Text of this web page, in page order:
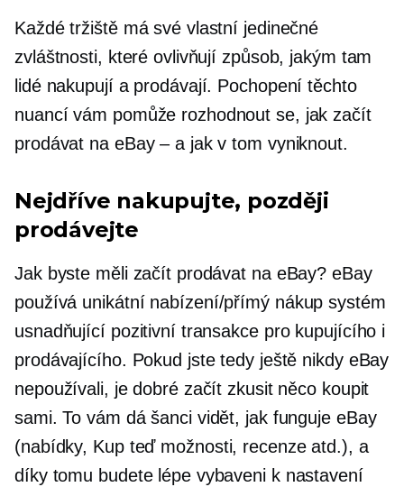
Každé tržiště má své vlastní jedinečné
zvláštnosti, které ovlivňují způsob, jakým tam
lidé nakupují a prodávají. Pochopení těchto
nuancí vám pomůže rozhodnout se, jak začít
prodávat na eBay – a jak v tom vyniknout.
Nejdříve nakupujte, později
prodávejte
Jak byste měli začít prodávat na eBay? eBay
používá unikátní nabízení/přímý nákup systém
usnadňující pozitivní transakce pro kupujícího i
prodávajícího. Pokud jste tedy ještě nikdy eBay
nepoužívali, je dobré začít zkusit něco koupit
sami. To vám dá šanci vidět, jak funguje eBay
(nabídky, Kup teďmožnosti, recenze atd.), a
díky tomu budete lépe vybaveni k nastavení